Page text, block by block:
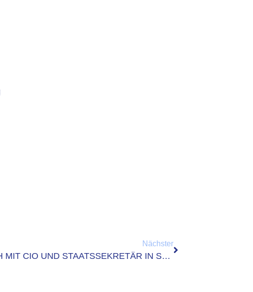
Nächster
DATABUND IM GESPRÄCH MIT CIO UND STAATSSEKRETÄR IN SACHSEN-ANHALT BERND SCHLÖMER